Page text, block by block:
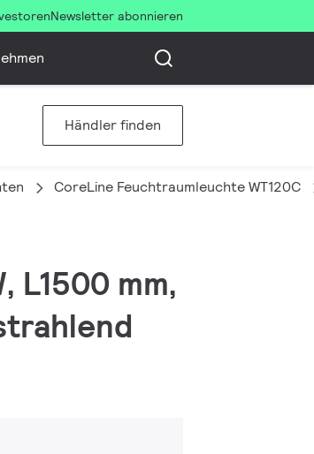
Newsletter abonnieren
Händler finden
CoreLine Feuchtraumleuchte WT120C
L1500 mm,